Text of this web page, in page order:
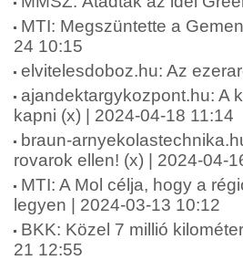
MTI: Megszüntette a
24 10:15
elvitelesdoboz.hu: Az
ajandektargykozpont.hu: A
kapni (x) | 2024-04-18 11:14
braun-
rovarok ellen! (x) | 2024-04-
MTI: A Mol célja, hogy a
legyen | 2024-03-13 10:12
BKK: Közel 7 millió
21 12:55